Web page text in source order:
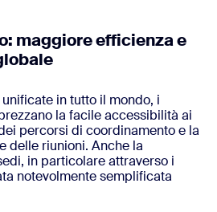
maggiore efficienza e
in tutto il mondo, i
la facile accessibilità ai
percorsi di coordinamento e la
delle riunioni. Anche la
in particolare attraverso i
notevolmente semplificata